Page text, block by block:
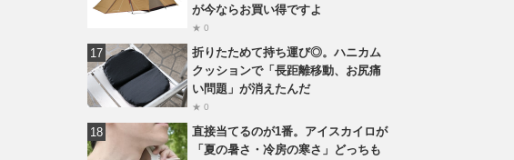
が今ならお買い得ですよ
★ 0
折りたためて持ち運び◎。ハニカム
クッションで「長距離移動、お尻痛
い問題」が消えたんだ
★ 0
直接当てるのが1番。アイスカイロが
「夏の暑さ・冷房の寒さ」どっちも